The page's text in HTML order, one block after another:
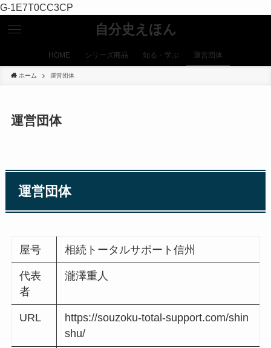
G-1E7T0CC3CP
自分史えほん
HOME シリーズ商品 知る・学ぶ 運営団体
ホーム 運営団体
運営団体
運営団体
屋号 相続トータルサポート信州
代表
者
瀧澤重人
URL
https://souzoku-total-support.com/shin
shu/